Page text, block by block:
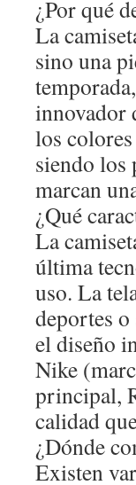
¿Por qué
La
sino una
innovador
los
siendo los
marcan
¿Qué
La
última
uso. La
deportes
el diseño
Nike
principal,
calidad
¿Dónde
Existen